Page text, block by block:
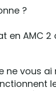
?
en AMC 2
ne vous